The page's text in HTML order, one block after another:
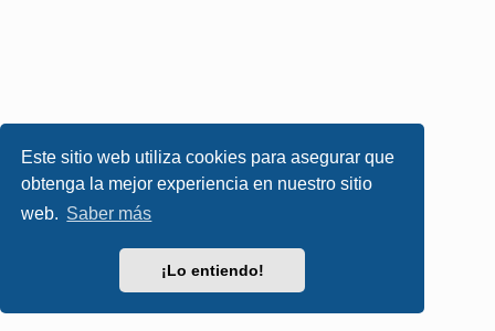
Este sitio web utiliza cookies para asegurar que
obtenga la mejor experiencia en nuestro sitio
web. Saber más
¡Lo entiendo!